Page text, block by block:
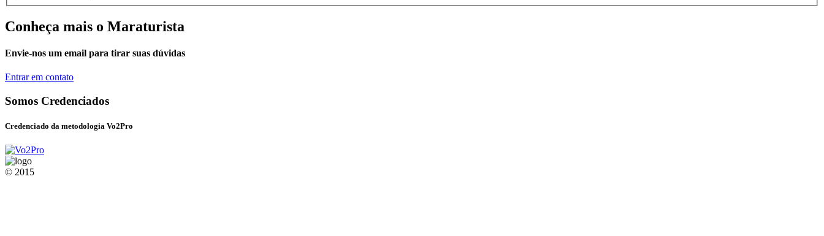
Conheça mais o Maraturista
Envie-nos um email para tirar suas dúvidas
Entrar em contato
Somos Credenciados
Credenciado da metodologia Vo2Pro
© 2015